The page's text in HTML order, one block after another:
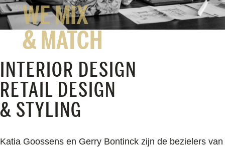
INTERIOR DESIGN
RETAIL DESIGN
& STYLING
Katia Goossens en Gerry Bontinck zijn de bezielers van
WE MIX
& MATCH